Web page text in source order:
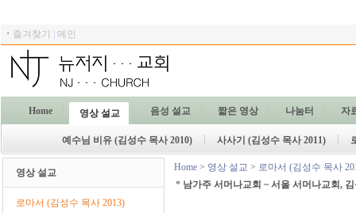
ㆍ 즐겨찾기 메인
Home 영상 설교 음성 설교 짧은 영상 나눔터 자
예수님 비유 (김성수 목사 2010) 사사기 (김성수 목사 2011)
영상 설교
로마서 (김성수 목사 2013)
Home > 영상 설교 > 로마서 (김성수 목사
* 남가주 서머나교회 ~ 서울 서머나교회,